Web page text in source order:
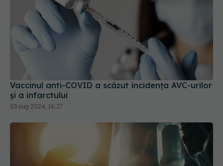
Vaccinul anti-COVID a scăzut incidența AVC-urilor
și a infarctului
03 aug 2024, 16:27